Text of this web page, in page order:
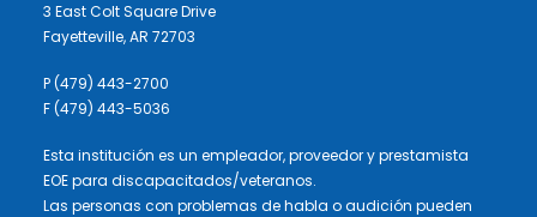
3 East Colt Square Drive
Fayetteville, AR 72703
P (479) 443-2700
F (479) 443-5036
Esta institución es un empleador, proveedor y prestamista
EOE para discapacitados/veteranos.
Las personas con problemas de habla o audición pueden